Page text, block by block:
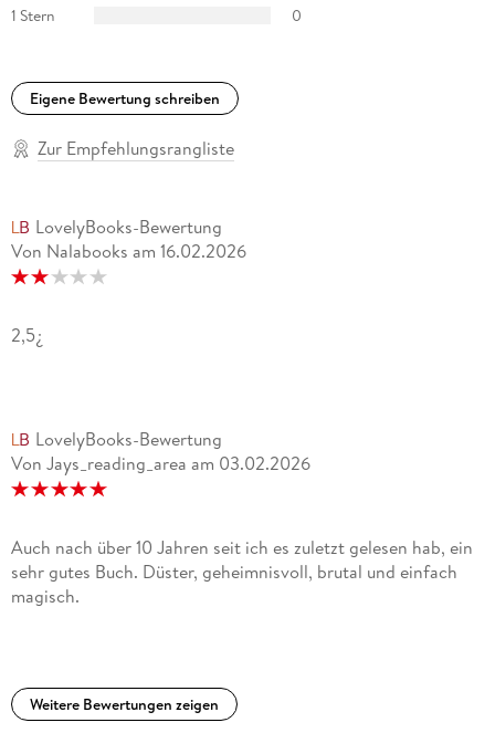
Süddeutscher Rundfunk
1 Stern
0
Eigene Bewertung schreiben
Zur Empfehlungsrangliste
LovelyBooks-Bewertung
Von Nalabooks am 16.02.2026
2,5¿
LovelyBooks-Bewertung
Von Jays_reading_area am 03.02.2026
Auch nach über 10 Jahren seit ich es zuletzt gelesen hab, ein
sehr gutes Buch. Düster, geheimnisvoll, brutal und einfach
magisch.
Weitere Bewertungen zeigen